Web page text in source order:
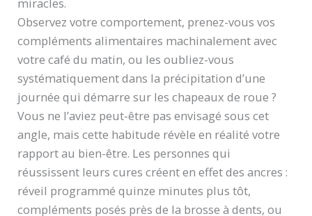
miracles.
Observez votre comportement, prenez-vous vos
compléments alimentaires machinalement avec
votre café du matin, ou les oubliez-vous
systématiquement dans la précipitation d’une
journée qui démarre sur les chapeaux de roue ?
Vous ne l’aviez peut-être pas envisagé sous cet
angle, mais cette habitude révèle en réalité votre
rapport au bien-être. Les personnes qui
réussissent leurs cures créent en effet des ancres :
réveil programmé quinze minutes plus tôt,
compléments posés près de la brosse à dents, ou